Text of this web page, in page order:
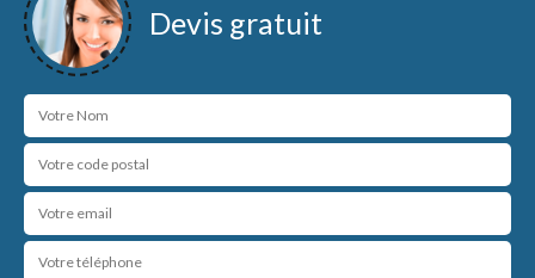
Devis gratuit